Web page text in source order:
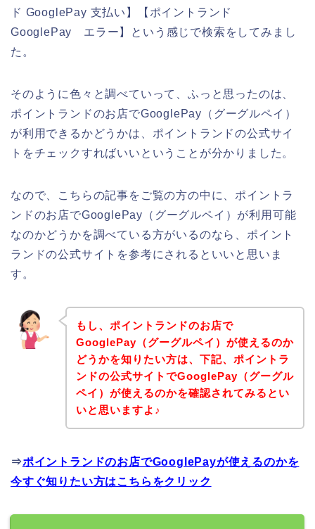
ド GooglePay 支払い】【ポイントランド
GooglePay エラー】という感じで検索をしてみまし
た。
そのように色々と調べていって、ふっと思ったのは、
ポイントランドのお店でGooglePay（グーグルペイ）
が利用できるかどうかは、ポイントランドの公式サイ
トをチェックすればいいということが分かりました。
なので、こちらの記事をご覧の方の中に、ポイントラ
ンドのお店でGooglePay（グーグルペイ）が利用可能
なのかどうかを調べている方がいるのなら、ポイント
ランドの公式サイトを参考にされるといいと思いま
す。
もし、ポイントランドのお店で
GooglePay（グーグルペイ）が使えるのか
どうかを知りたい方は、下記、ポイントラ
ンドの公式サイトでGooglePay（グーグル
ペイ）が使えるのかを確認されてみるとい
いと思いますよ♪
⇒ポイントランドのお店でGooglePayが使えるのかを
今すぐ知りたい方はこちらをクリック